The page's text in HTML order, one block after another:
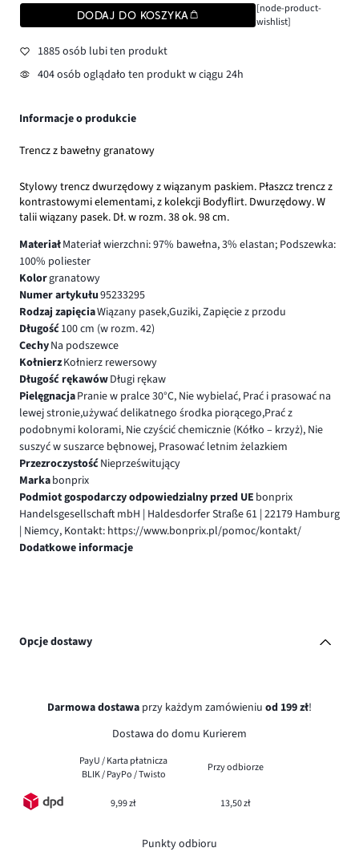
DODAJ DO KOSZYKA
[node-product-
wishlist]
1885 osób lubi ten produkt
404 osób oglądało ten produkt w ciągu 24h
Informacje o produkcie
Trencz z bawełny granatowy
Stylowy trencz dwurzędowy z wiązanym paskiem. Płaszcz trencz z
kontrastowymi elementami, z kolekcji Bodyflirt. Dwurzędowy. W
talii wiązany pasek. Dł. w rozm. 38 ok. 98 cm.
MateriałMateriał wierzchni: 97% bawełna, 3% elastan; Podszewka:
100% poliester
Kolorgranatowy
Numer artykułu95233295
Rodzaj zapięciaWiązany pasek,Guziki, Zapięcie z przodu
Długość100 cm (w rozm. 42)
CechyNa podszewce
KołnierzKołnierz rewersowy
Długość rękawówDługi rękaw
PielęgnacjaPranie w pralce 30°C, Nie wybielać, Prać i prasować na
lewej stronie,używać delikatnego środka piorącego,Prać z
podobnymi kolorami, Nie czyścić chemicznie (Kółko – krzyż), Nie
suszyć w suszarce bębnowej, Prasować letnim żelazkiem
PrzezroczystośćNieprześwitujący
Markabonprix
Podmiot gospodarczy odpowiedzialny przed UE bonprix
Handelsgesellschaft mbH | Haldesdorfer Straße 61 | 22179 Hamburg
| Niemcy, Kontakt: https://www.bonprix.pl/pomoc/kontakt/
Dodatkowe informacje
Opcje dostawy
Darmowa dostawa przy każdym zamówieniu od 199 zł!
Dostawa do domu Kurierem
PayU / Karta płatnicza
BLIK / PayPo / Twisto
Przy odbiorze
9,99 zł 13,50 zł
Punkty odbioru